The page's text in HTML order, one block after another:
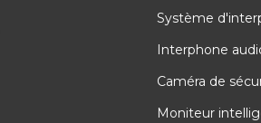
Système
Interphone
Caméra de
Moniteur